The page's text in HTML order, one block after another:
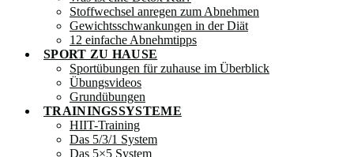
Stoffwechsel anregen zum Abnehmen
Gewichtsschwankungen in der Diät
12 einfache Abnehmtipps
SPORT ZU HAUSE
Sportübungen für zuhause im Überblick
Übungsvideos
Grundübungen
TRAININGSSYSTEME
HIIT-Training
Das 5/3/1 System
Das 5×5 System